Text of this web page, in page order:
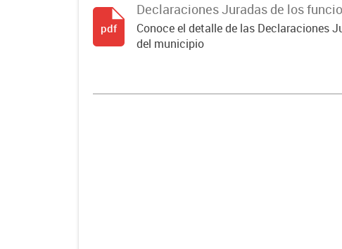
Declaraciones Juradas de los
Conoce el detalle de las Declaraciones
del municipio
pdf